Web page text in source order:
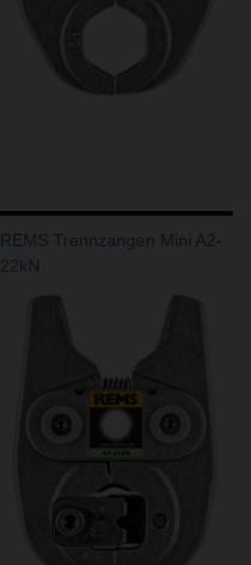
REMS Trennzangen Mini A2-
22kN